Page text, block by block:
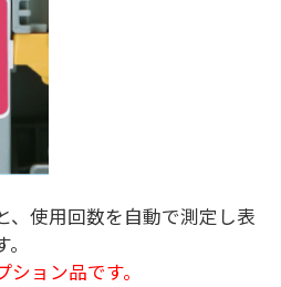
、使用回数を自動で測定し表
ョン品です。